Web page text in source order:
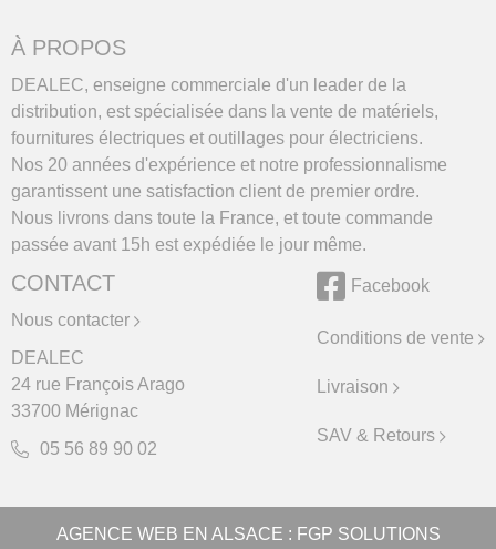
À PROPOS
DEALEC, enseigne commerciale d'un leader de la
distribution, est spécialisée dans la vente de matériels,
fournitures électriques et outillages pour électriciens.
Nos 20 années d'expérience et notre professionnalisme
garantissent une satisfaction client de premier ordre.
Nous livrons dans toute la France, et toute commande
passée avant 15h est expédiée le jour même.
CONTACT
Nous contacter
DEALEC
24 rue François Arago
33700 Mérignac
05 56 89 90 02
Facebook
Conditions de vente
Livraison
SAV & Retours
AGENCE WEB EN ALSACE : FGP SOLUTIONS